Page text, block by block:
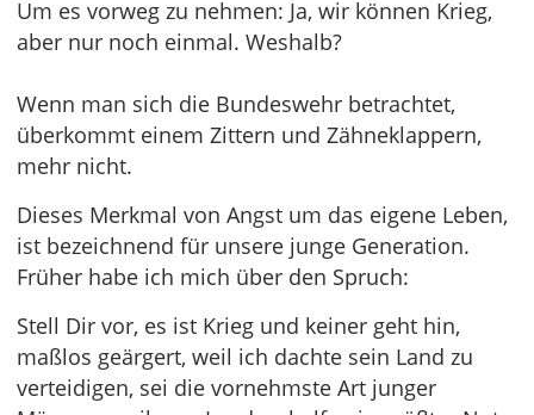
Um es vorweg zu nehmen: Ja, wir können Krieg,
aber nur noch einmal. Weshalb?
Wenn man sich die Bundeswehr betrachtet,
überkommt einem Zittern und Zähneklappern,
mehr nicht.
Dieses Merkmal von Angst um das eigene Leben,
ist bezeichnend für unsere junge Generation.
Früher habe ich mich über den Spruch:
Stell Dir vor, es ist Krieg und keiner geht hin,
maßlos geärgert, weil ich dachte sein Land zu
verteidigen, sei die vornehmste Art junger